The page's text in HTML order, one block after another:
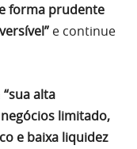
forma prudente
e continue
“sua alta
limitado,
e baixa liquidez